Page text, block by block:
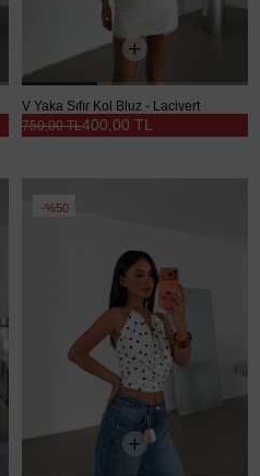
V Yaka Sıfır Kol Bluz - Lacivert
400,00 TL
750,00 TL
%50